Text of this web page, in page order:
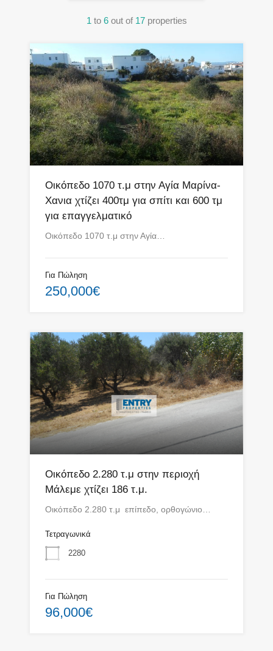
1 to 6 out of 17 properties
Οικόπεδο 1070 τ.μ στην Αγία Μαρίνα-
Χανια χτίζει 400τμ για σπίτι και 600 τμ
για επαγγελματικό
Οικόπεδο 1070 τ.μ στην Αγία…
Για Πώληση
250,000€
Οικόπεδο 2.280 τ.μ στην περιοχή
Μάλεμε χτίζει 186 τ.μ.
Οικόπεδο 2.280 τ.μ επίπεδο, ορθογώνιο…
Τετραγωνικά
2280
Για Πώληση
96,000€